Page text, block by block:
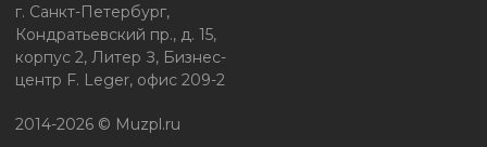
г. Санкт-Петербург,
Кондратьевский пр., д. 15,
корпус 2, Литер З, Бизнес-
центр F. Leger, офис 209-2
2014-2026 © Muzpl.ru